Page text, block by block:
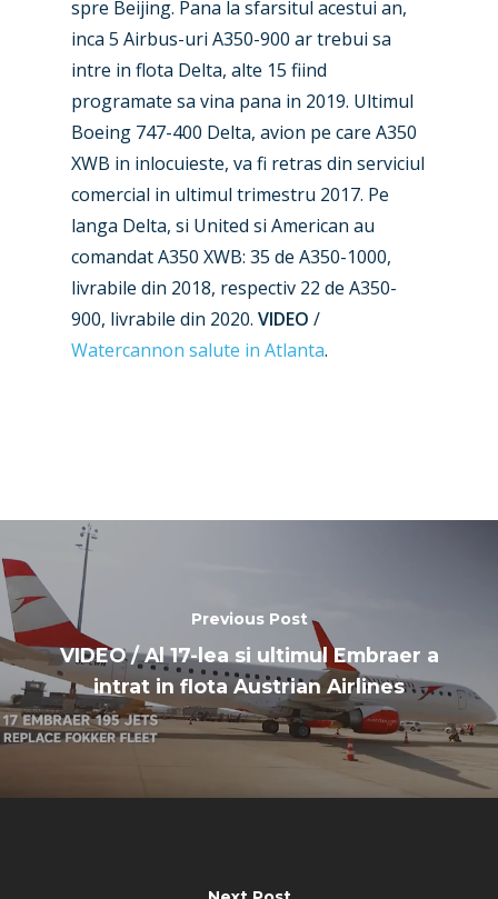
spre Beijing. Pana la sfarsitul acestui an,
inca 5 Airbus-uri A350-900 ar trebui sa
intre in flota Delta, alte 15 fiind
programate sa vina pana in 2019. Ultimul
Boeing 747-400 Delta, avion pe care A350
XWB in inlocuieste, va fi retras din serviciul
comercial in ultimul trimestru 2017. Pe
langa Delta, si United si American au
comandat A350 XWB: 35 de A350-1000,
livrabile din 2018, respectiv 22 de A350-
900, livrabile din 2020. VIDEO /
Watercannon salute in Atlanta.
Previous Post
VIDEO / Al 17-lea si ultimul Embraer a
intrat in flota Austrian Airlines
New Routes
Industry
Airshows
Dubai 2025
Business Jets
Military